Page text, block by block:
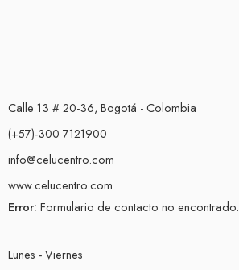
Calle 13 # 20-36, Bogotá - Colombia
(+57)-300 7121900
info@celucentro.com
www.celucentro.com
Error: Formulario de contacto no encontrado.
Lunes - Viernes